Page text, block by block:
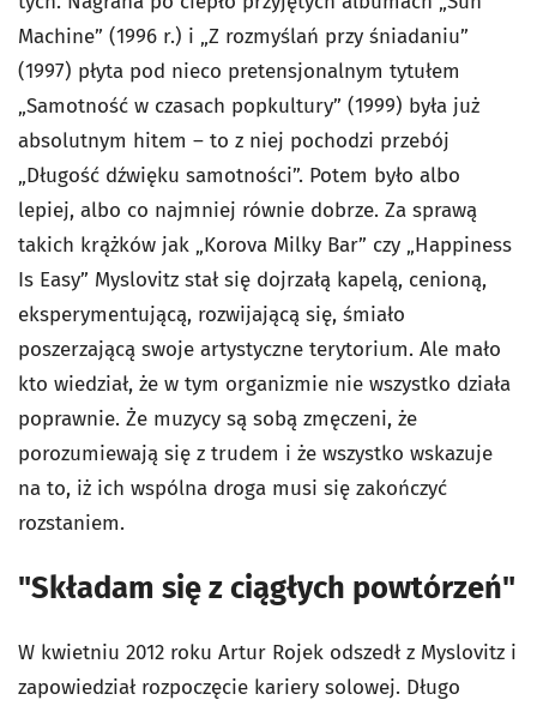
Machine” (1996 r.) i „Z rozmyślań przy śniadaniu”
(1997) płyta pod nieco pretensjonalnym tytułem
„Samotność w czasach popkultury” (1999) była już
absolutnym hitem – to z niej pochodzi przebój
„Długość dźwięku samotności”. Potem było albo
lepiej, albo co najmniej równie dobrze. Za sprawą
takich krążków jak „Korova Milky Bar” czy „Happiness
Is Easy” Myslovitz stał się dojrzałą kapelą, cenioną,
eksperymentującą, rozwijającą się, śmiało
poszerzającą swoje artystyczne terytorium. Ale mało
kto wiedział, że w tym organizmie nie wszystko działa
poprawnie. Że muzycy są sobą zmęczeni, że
porozumiewają się z trudem i że wszystko wskazuje
na to, iż ich wspólna droga musi się zakończyć
rozstaniem.
"Składam się z ciągłych powtórzeń"
W kwietniu 2012 roku Artur Rojek odszedł z Myslovitz i
zapowiedział rozpoczęcie kariery solowej. Długo